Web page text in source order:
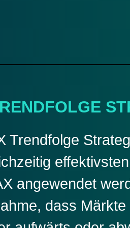
Trendfolge
angewendet
dass